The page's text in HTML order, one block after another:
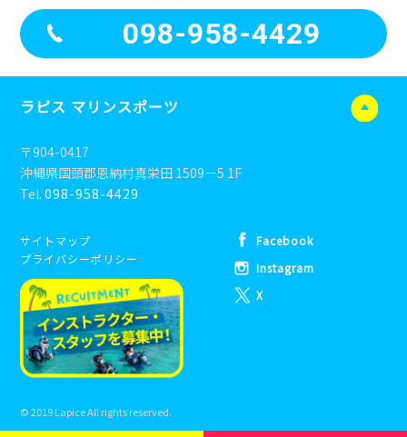
098-958-4429
ラピス マリンスポーツ
〒904-0417
沖縄県国頭郡恩納村真栄田 1509－5 1F
Tel.098-958-4429
サイトマップ
プライバシーポリシー
Facebook
Instagram
X
© 2019 Lapice All rights reserved.